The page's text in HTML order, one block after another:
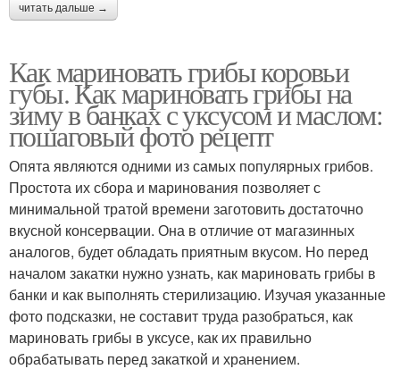
читать дальше →
Как мариновать грибы коровьи
губы. Как мариновать грибы на
зиму в банках с уксусом и маслом:
пошаговый фото рецепт
Опята являются одними из самых популярных грибов.
Простота их сбора и маринования позволяет с
минимальной тратой времени заготовить достаточно
вкусной консервации. Она в отличие от магазинных
аналогов, будет обладать приятным вкусом. Но перед
началом закатки нужно узнать, как мариновать грибы в
банки и как выполнять стерилизацию. Изучая указанные
фото подсказки, не составит труда разобраться, как
мариновать грибы в уксусе, как их правильно
обрабатывать перед закаткой и хранением.